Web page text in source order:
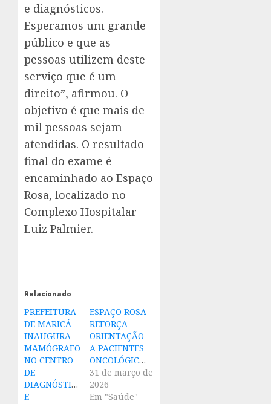
e diagnósticos.
Esperamos um grande
público e que as
pessoas utilizem deste
serviço que é um
direito”, afirmou. O
objetivo é que mais de
mil pessoas sejam
atendidas. O resultado
final do exame é
encaminhado ao Espaço
Rosa, localizado no
Complexo Hospitalar
Luiz Palmier.
Relacionado
PREFEITURA
DE MARICÁ
INAUGURA
MAMÓGRAFO
NO CENTRO
DE
DIAGNÓSTICO
E
ESPAÇO ROSA
REFORÇA
ORIENTAÇÃO
A PACIENTES
ONCOLÓGICOS
31 de março de
2026
Em "Saúde"